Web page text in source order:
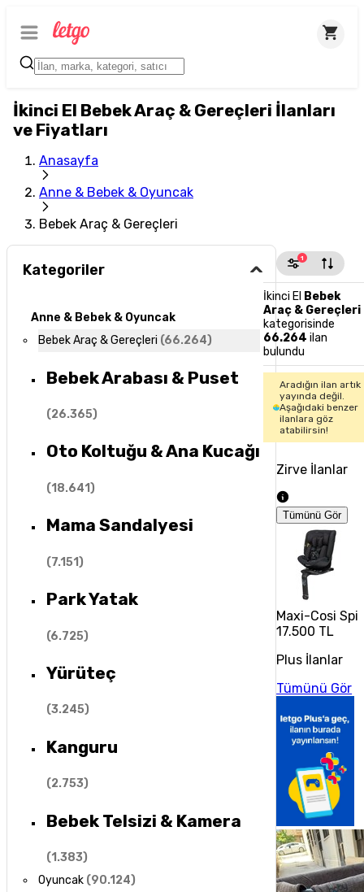
İkinci El Bebek Araç & Gereçleri İlanları
ve Fiyatları
Anasayfa
Anne & Bebek & Oyuncak
Bebek Araç & Gereçleri
Kategoriler
Anne & Bebek & Oyuncak
Bebek Araç & Gereçleri (66.264)
Bebek Arabası & Puset
(26.365)
Oto Koltuğu & Ana Kucağı
(18.641)
Mama Sandalyesi
(7.151)
Park Yatak
(6.725)
Yürüteç
(3.245)
Kanguru
(2.753)
Bebek Telsizi & Kamera
(1.383)
Oyuncak (90.124)
1
İkinci El Bebek
Araç & Gereçleri
kategorisinde
66.264 ilan
bulundu
Aradığın ilan artık
yayında değil.
Aşağıdaki benzer
ilanlara göz
atabilirsin!
Zirve İlanlar
Tümünü Gör
Maxi-Cosi
17.500 TL
Plus İlanlar
Tümünü Gör